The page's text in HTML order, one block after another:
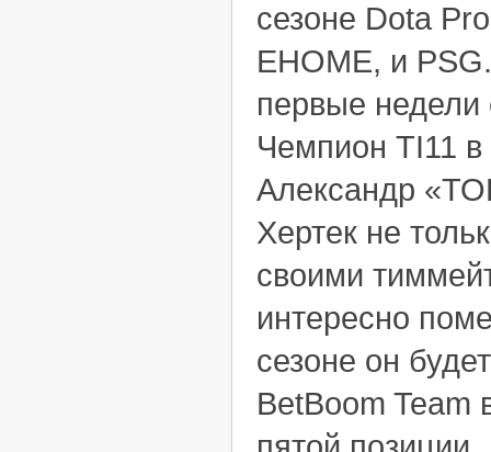
сезоне Dota
EHOME, и
первые недели
Чемпион TI11 в
Александр
Хертек не
своими
интересно
сезоне он
BetBoom Team